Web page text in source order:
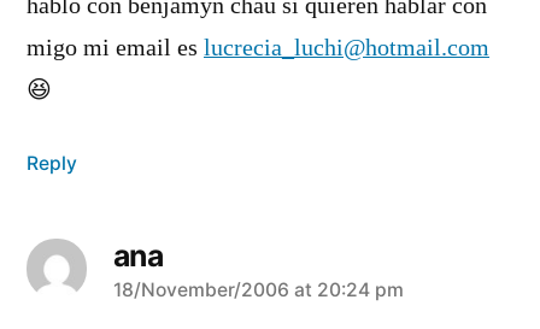
hablo con benjamyn chau si quieren hablar con
migo mi email es lucrecia_luchi@hotmail.com
😆
Reply
ana
says:
18/November/2006 at 20:24 pm